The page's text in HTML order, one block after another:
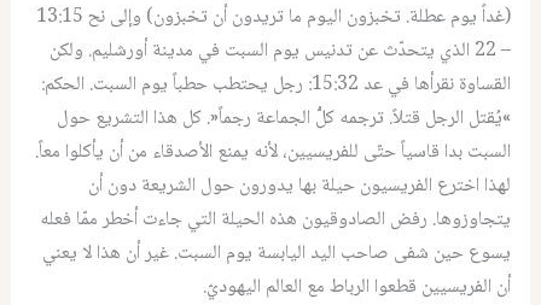
(غداً يوم عطلة. تخبزون اليوم ما تريدون أن تخبزون) وإلى نح 13:15
– 22 الذي يتحدّث عن تدنيس يوم السبت في مدينة أورشليم. ولكن
القساوة نقرأها في عد 15:32: رجل يحتطب حطباً يوم السبت. الحكم:
»يُقتل الرجل قتلاً. ترجمه كلُّ الجماعة رجماً«. كل هذا التشريع حول
السبت بدا قاسياً حتّى للفريسيين، لأنه يمنع الأصدقاء من أن يأكلوا معاً.
لهذا اخترع الفريسيون حيلة بها يدورون حول الشريعة دون أن
يتجاوزوها. رفض الصادوقيون هذه الحيلة التي جاءت أخطر ممّا فعله
يسوع حين شفى صاحب اليد اليابسة يوم السبت. غير أن هذا لا يعني
أن الفريسيين قطعوا الرباط مع العالم اليهوديّ.